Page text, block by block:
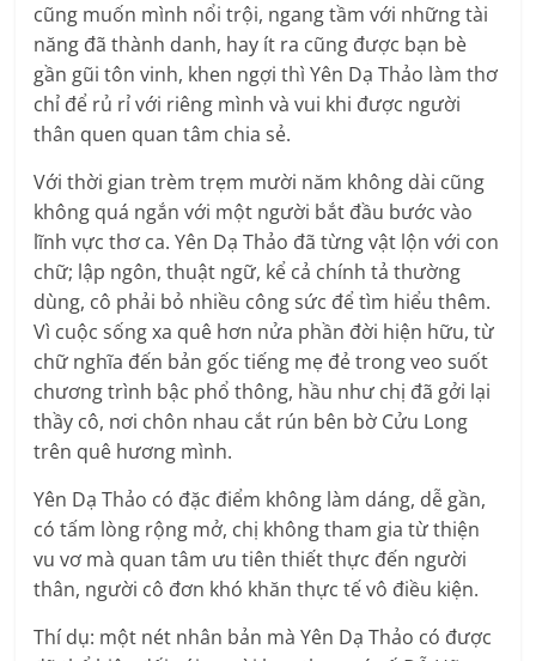
cũng muốn mình nổi trội, ngang tầm với những tài
năng đã thành danh, hay ít ra cũng được bạn bè
gần gũi tôn vinh, khen ngợi thì Yên Dạ Thảo làm thơ
chỉ để rủ rỉ với riêng mình và vui khi được người
thân quen quan tâm chia sẻ.
Với thời gian trèm trẹm mười năm không dài cũng
không quá ngắn với một người bắt đầu bước vào
lĩnh vực thơ ca. Yên Dạ Thảo đã từng vật lộn với con
chữ; lập ngôn, thuật ngữ, kể cả chính tả thường
dùng, cô phải bỏ nhiều công sức để tìm hiểu thêm.
Vì cuộc sống xa quê hơn nửa phần đời hiện hữu, từ
chữ nghĩa đến bản gốc tiếng mẹ đẻ trong veo suốt
chương trình bậc phổ thông, hầu như chị đã gởi lại
thầy cô, nơi chôn nhau cắt rún bên bờ Cửu Long
trên quê hương mình.
Yên Dạ Thảo có đặc điểm không làm dáng, dễ gần,
có tấm lòng rộng mở, chị không tham gia từ thiện
vu vơ mà quan tâm ưu tiên thiết thực đến người
thân, người cô đơn khó khăn thực tế vô điều kiện.
Thí dụ: một nét nhân bản mà Yên Dạ Thảo có được